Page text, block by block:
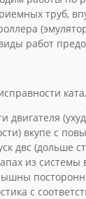
труб,
работ
двигателя
вкупе с
двс (дольше
из системы
с